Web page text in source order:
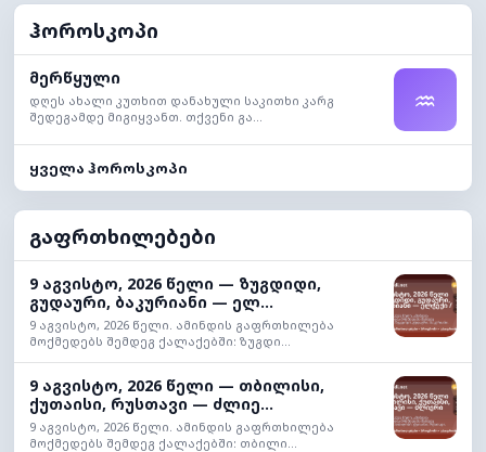
ჰოროსკოპი
მერწყული
დღეს ახალი კუთხით დანახული საკითხი კარგ
შედეგამდე მიგიყვანთ. თქვენი გა...
♒
ყველა ჰოროსკოპი
გაფრთხილებები
9 აგვისტო, 2026 წელი — ზუგდიდი,
გუდაური, ბაკურიანი — ელ...
9 აგვისტო, 2026 წელი. ამინდის გაფრთხილება
მოქმედებს შემდეგ ქალაქებში: ზუგდი...
9 აგვისტო, 2026 წელი — თბილისი,
ქუთაისი, რუსთავი — ძლიე...
9 აგვისტო, 2026 წელი. ამინდის გაფრთხილება
მოქმედებს შემდეგ ქალაქებში: თბილი...